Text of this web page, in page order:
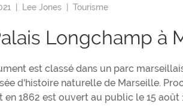
| Lee Jones Tourisme
Longchamp à
est classé dans un parc
d'histoire naturelle de Marseille.
en 1862 est ouvert au public le 15 août